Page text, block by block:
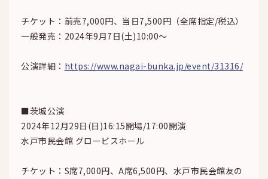
チケット：前売7,000円、当日7,500円（全席指定/税込）
一般発売：2024年9月7日(土)10:00～
公演詳細： https://www.nagai-bunka.jp/event/31316/
■茨城公演
2024年12月29日(日)16:15開場/17:00開演
水戸市民会館 グロービスホール
チケット：S席7,000円、A席6,500円、水戸市民会館友の